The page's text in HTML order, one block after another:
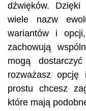
dźwięków.
wiele nazw
wariantów i
zachowują
mogą
rozważasz
prostu chcesz
które mają